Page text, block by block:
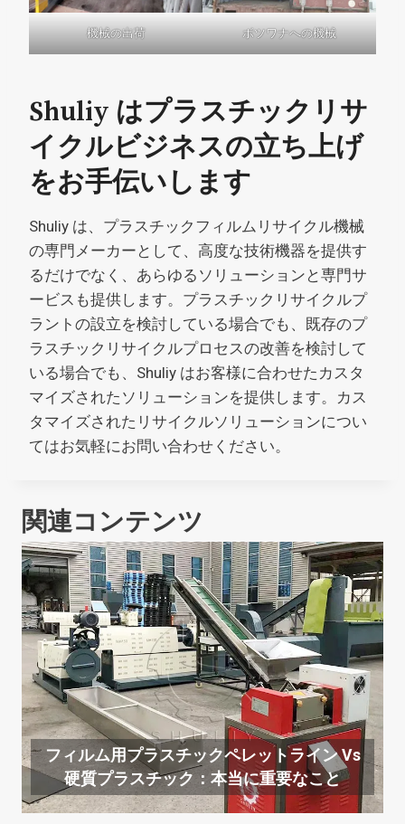
機械の出荷 ボツワナへの機械
Shuliy はプラスチックリサ
イクルビジネスの立ち上げ
をお手伝いします
Shuliy は、プラスチックフィルムリサイクル機械
の専門メーカーとして、高度な技術機器を提供す
るだけでなく、あらゆるソリューションと専門サ
ービスも提供します。プラスチックリサイクルプ
ラントの設立を検討している場合でも、既存のプ
ラスチックリサイクルプロセスの改善を検討して
いる場合でも、Shuliy はお客様に合わせたカスタ
マイズされたソリューションを提供します。カス
タマイズされたリサイクルソリューションについ
てはお気軽にお問い合わせください。
関連コンテンツ
フィルム用プラスチックペレットライン Vs
硬質プラスチック：本当に重要なこと